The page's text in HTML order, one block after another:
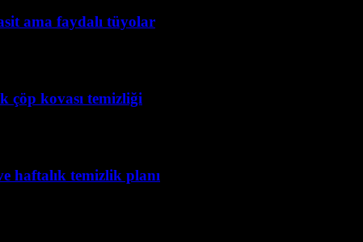
ama faydalı tüyolar
çöp kovası temizliği
haftalık temizlik planı